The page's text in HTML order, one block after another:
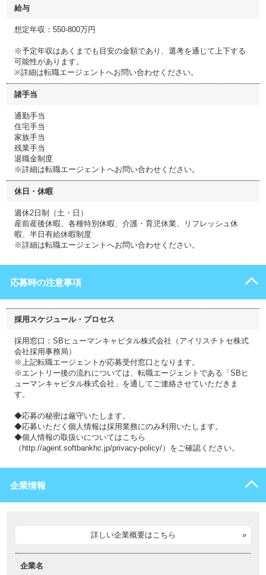
給与
想定年収：550-800万円
※予定年収はあくまでも目安の金額であり、選考を通じて上下する
可能性があります。
※詳細は転職エージェントへお問い合わせください。
諸手当
通勤手当
住宅手当
家族手当
残業手当
退職金制度
※詳細は転職エージェントへお問い合わせください。
休日・休暇
週休2日制（土・日）
産前産後休暇、各種特別休暇、介護・育児休業、リフレッシュ休
暇、半日有給休暇制度
※詳細は転職エージェントへお問い合わせください。
応募時の注意事項
採用スケジュール・プロセス
採用窓口：SBヒューマンキャピタル株式会社（アイリスチトセ株式
会社採用事務局）
※上記転職エージェントが応募受付窓口となります。
※エントリー後の流れについては、転職エージェントである「SBヒ
ューマンキャピタル株式会社」を通してご連絡させていただきま
す。
◆応募の秘密は厳守いたします。
◆応募いただく個人情報は採用業務にのみ利用いたします。
◆個人情報の取扱いについてはこちら
（http://agent.softbankhc.jp/privacy-policy/）をご確認ください。
企業情報
詳しい企業概要はこちら
企業名